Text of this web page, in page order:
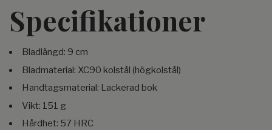
Specifikationer
Bladlängd: 9 cm
Bladmaterial: XC90 kolstål (högkolstål)
Handtagsmaterial: Lackerad bok
Vikt: 151 g
Hårdhet: 57 HRC